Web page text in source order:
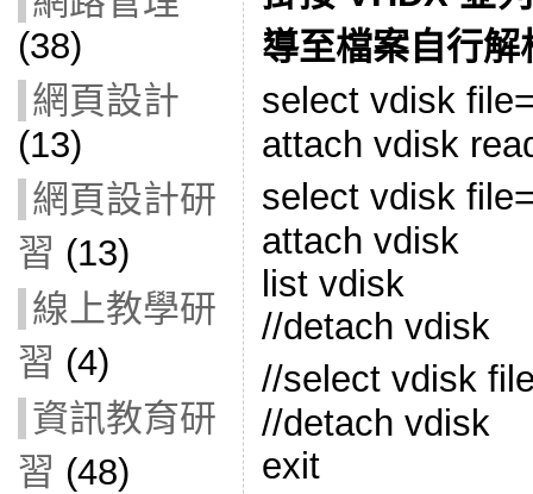
(38)
網頁設計
(13)
網頁設計研
習 (13)
線上教學研
習 (4)
資訊教育研
習 (48)
導至檔案自行解
select vdisk
attach vdisk
select vdisk
attach vdisk
list vdisk
//detach vdisk
//select vdisk
//detach vdisk
exit